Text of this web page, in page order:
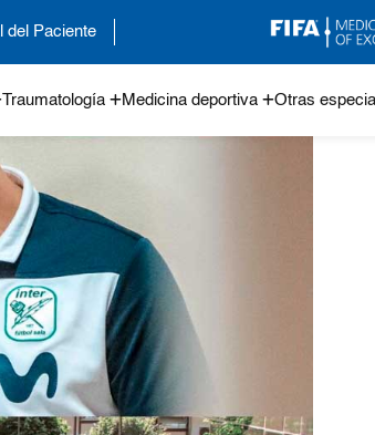
del Paciente
Traumatología Medicina deportiva Otras